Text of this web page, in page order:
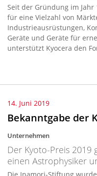
Seit der Gründung im
für eine Vielzahl von
Industrieausrüstungen,
Geräte und Geräte für
unterstützt Kyocera den
14. Juni 2019
Bekanntgabe der
Unternehmen
Der Kyoto-Preis 2019
einen Astrophysiker